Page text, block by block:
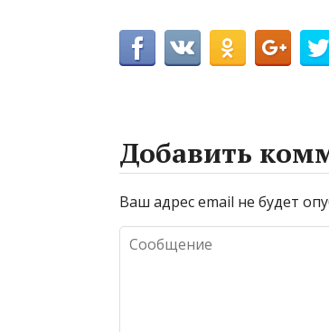
Добавить
Ваш адрес email не будет